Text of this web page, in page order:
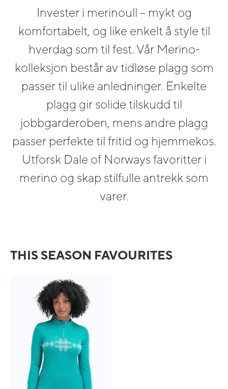
Invester i merinoull – mykt og
komfortabelt, og like enkelt å style til
hverdag som til fest. Vår Merino-
kolleksjon består av tidløse plagg som
passer til ulike anledninger. Enkelte
plagg gir solide tilskudd til
jobbgarderoben, mens andre plagg
passer perfekte til fritid og hjemmekos.
Utforsk Dale of Norways favoritter i
merino og skap stilfulle antrekk som
varer.
THIS SEASON FAVOURITES